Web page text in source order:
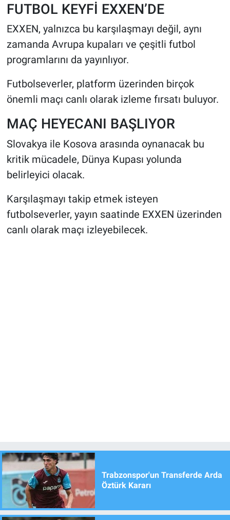
FUTBOL KEYFİ EXXEN’DE
EXXEN, yalnızca bu karşılaşmayı değil, aynı
zamanda Avrupa kupaları ve çeşitli futbol
programlarını da yayınlıyor.
Futbolseverler, platform üzerinden birçok
önemli maçı canlı olarak izleme fırsatı buluyor.
MAÇ HEYECANI BAŞLIYOR
Slovakya ile Kosova arasında oynanacak bu
kritik mücadele, Dünya Kupası yolunda
belirleyici olacak.
Karşılaşmayı takip etmek isteyen
futbolseverler, yayın saatinde EXXEN üzerinden
canlı olarak maçı izleyebilecek.
Trabzonspor'un Transferde Arda
Öztürk Kararı